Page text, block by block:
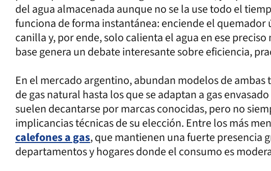
del agua almacenada aunque no se la use todo el
funciona de forma instantánea: enciende el quemador
canilla y, por ende, solo calienta el agua en ese
base genera un debate interesante sobre eficiencia,
En el mercado argentino, abundan modelos de ambas
de gas natural hasta los que se adaptan a gas
suelen decantarse por marcas conocidas, pero no
implicancias técnicas de su elección. Entre los más
calefones a gas, que mantienen una fuerte presencia
departamentos y hogares donde el consumo es